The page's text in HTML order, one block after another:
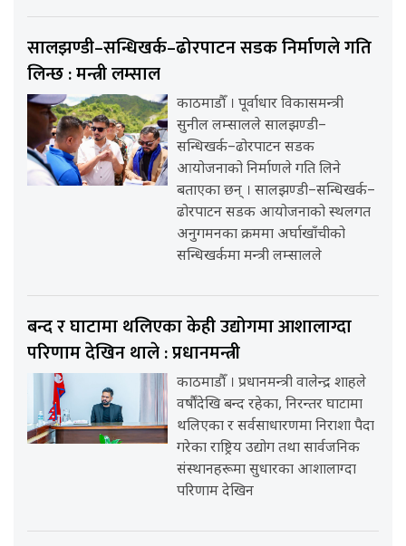
सालझण्डी–सन्धिखर्क–ढोरपाटन सडक निर्माणले गति
लिन्छ : मन्त्री लम्साल
काठमाडौँ । पूर्वाधार विकासमन्त्री
सुनील लम्सालले सालझण्डी–
सन्धिखर्क–ढोरपाटन सडक
आयोजनाको निर्माणले गति लिने
बताएका छन् । सालझण्डी–सन्धिखर्क–
ढोरपाटन सडक आयोजनाको स्थलगत
अनुगमनका क्रममा अर्घाखाँचीको
सन्धिखर्कमा मन्त्री लम्सालले
बन्द र घाटामा थलिएका केही उद्योगमा आशालाग्दा
परिणाम देखिन थाले : प्रधानमन्त्री
काठमाडौँ । प्रधानमन्त्री वालेन्द्र शाहले
वर्षौंदेखि बन्द रहेका, निरन्तर घाटामा
थलिएका र सर्वसाधारणमा निराशा पैदा
गरेका राष्ट्रिय उद्योग तथा सार्वजनिक
संस्थानहरूमा सुधारका आशालाग्दा
परिणाम देखिन